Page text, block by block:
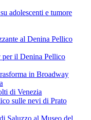
adolescenti e tumore
al Denina Pellico
il Denina Pellico
in Broadway
di Venezia
sulle nevi di Prato